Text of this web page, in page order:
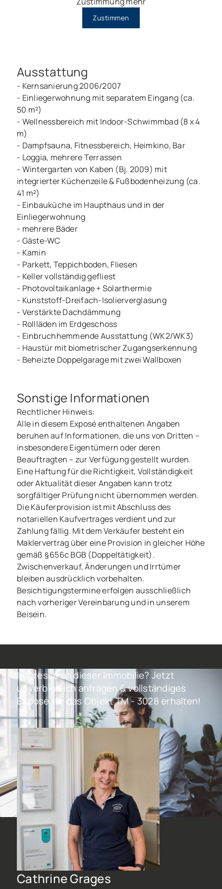
Zustimmen
Ausstattung
- Kernsanierung 2006/2007
- Einliegerwohnung mit separatem Eingang (ca.
50 m²)
- Wellnessbereich mit Indoor-Schwimmbad (8 x 4
m)
- Dampfsauna, Fitnessbereich, Heimkino, Bar
- Loggia, mehrere Terrassen
- Wintergarten von Kaben (Bj. 2009) mit
integrierter Küchenzeile & Fußbodenheizung (ca.
41 m²)
- Einbauküche im Haupthaus und in der
Einliegerwohnung
- mehrere Bäder
- Gäste-WC
- Kamin
- Parkett, Teppichboden, Fliesen
- Keller vollständig gefliest
- Photovoltaikanlage + Solarthermie
- Kunststoff-Dreifach-Isolierverglasung
- Verstärkte Dachdämmung
- Rollläden im Erdgeschoss
- Einbruchhemmende Ausstattung (WK2/WK3)
- Haustür mit biometrischer Zugangserkennung
- Beheizte Doppelgarage mit zwei Wallboxen
Sonstige Informationen
Rechtlicher Hinweis:
Alle in diesem Exposé enthaltenen Angaben
beruhen auf Informationen, die uns von Dritten –
insbesondere Eigentümern oder deren
Beauftragten – zur Verfügung gestellt wurden.
Eine Haftung für die Richtigkeit, Vollständigkeit
oder Aktualität dieser Angaben kann trotz
sorgfältiger Prüfung nicht übernommen werden.
Die Käuferprovision ist mit Abschluss des
notariellen Kaufvertrages verdient und zur
Zahlung fällig. Mit dem Verkäufer besteht ein
Maklervertrag über eine Provision in gleicher Höhe
gemäß § 656c BGB (Doppeltätigkeit).
Zwischenverkauf, Änderungen und Irrtümer
bleiben ausdrücklich vorbehalten.
Besichtigungstermine erfolgen ausschließlich
nach vorheriger Vereinbarung und in unserem
Beisein.
Interesse an dieser Immobilie? Jetzt
unverbindlich anfragen & vollständiges
Exposé für das Objekt TM - 3028 erhalten!
Cathrine Grages